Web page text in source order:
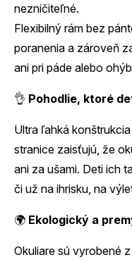
nezničiteľné.
Flexibilný rám bez
poranenia a zároveň
ani pri páde alebo
👌 Pohodlie, ktoré
Ultra ľahká
stranice zaisťujú, že
ani za ušami. Deti ich
či už na ihrisku, na
🌍 Ekologický a
Okuliare sú vyrobené